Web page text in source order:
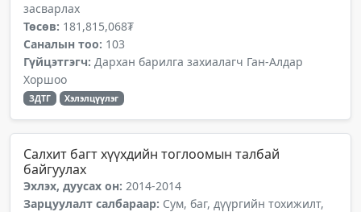
засварлах
Төсөв: 181,815,068₮
Саналын тоо: 103
Гүйцэтгэгч: Дархан барилга захиалагч Ган-Алдар
Хоршоо
ЗДТГ Хэлэлцүүлэг
Салхит багт хүүхдийн тоглоомын талбай
байгуулах
Эхлэх, дуусах он: 2014-2014
Зарцуулалт салбараар: Сум, баг, дүүргийн тохижилт,